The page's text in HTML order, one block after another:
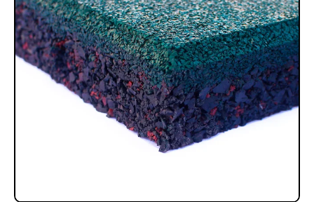
Rampa Móvil Hidráulica
carga 10ton
22.711.412
Juego Modular 35
QplayGround
$5.926.486
Leer más